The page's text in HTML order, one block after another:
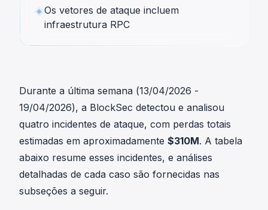
Os vetores de ataque incluem
infraestrutura RPC
Durante a última semana (13/04/2026 -
19/04/2026), a BlockSec detectou e analisou
quatro incidentes de ataque, com perdas totais
estimadas em aproximadamente $310M. A tabela
abaixo resume esses incidentes, e análises
detalhadas de cada caso são fornecidas nas
subseções a seguir.